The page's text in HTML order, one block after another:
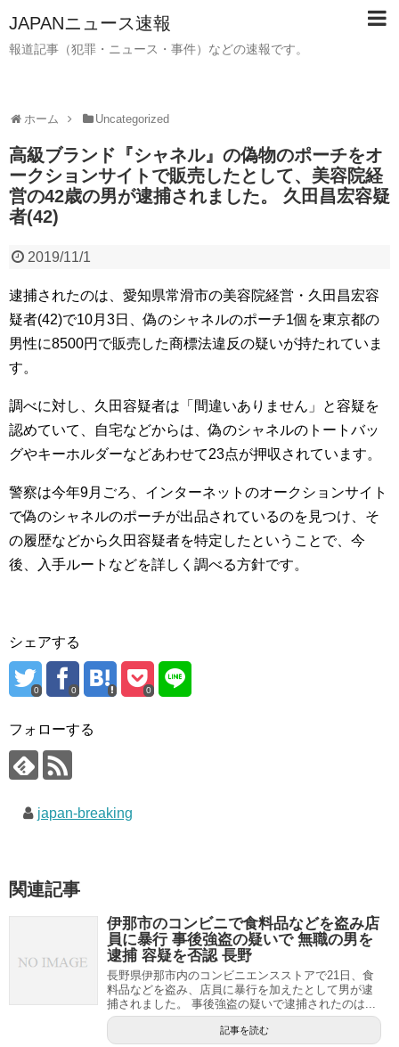
JAPANニュース速報
報道記事（犯罪・ニュース・事件）などの速報です。
ホーム Uncategorized
高級ブランド『シャネル』の偽物のポーチをオ
ークションサイトで販売したとして、美容院経
営の42歳の男が逮捕されました。 久田昌宏容疑
者(42)
2019/11/1
逮捕されたのは、愛知県常滑市の美容院経営・久田昌宏容
疑者(42)で10月3日、偽のシャネルのポーチ1個を東京都の
男性に8500円で販売した商標法違反の疑いが持たれていま
す。
調べに対し、久田容疑者は「間違いありません」と容疑を
認めていて、自宅などからは、偽のシャネルのトートバッ
グやキーホルダーなどあわせて23点が押収されています。
警察は今年9月ごろ、インターネットのオークションサイト
で偽のシャネルのポーチが出品されているのを見つけ、そ
の履歴などから久田容疑者を特定したということで、今
後、入手ルートなどを詳しく調べる方針です。
シェアする
0 0 0
フォローする
japan-breaking
関連記事
伊那市のコンビニで食料品などを盗み店
員に暴行 事後強盗の疑いで 無職の男を
逮捕 容疑を否認 長野
長野県伊那市内のコンビニエンスストアで21日、食
料品などを盗み、店員に暴行を加えたとして男が逮
捕されました。 事後強盗の疑いで逮捕されたのは...
記事を読む